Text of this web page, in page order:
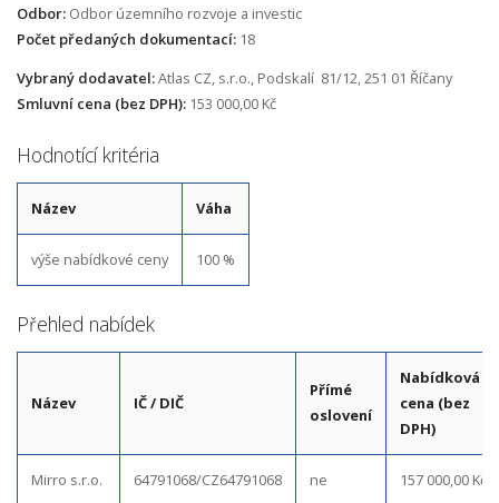
Odbor: Odbor územního rozvoje a investic
Počet předaných dokumentací: 18
Vybraný dodavatel:Atlas CZ, s.r.o., Podskalí 81/12, 251 01 Říčany
Smluvní cena (bez DPH): 153 000,00 Kč
Hodnotící kritéria
Název Váha
výše nabídkové ceny 100 %
Přehled nabídek
Název IČ / DIČ
Přímé
oslovení
Nabídková
cena (bez
DPH)
Mirro s.r.o. 64791068/CZ64791068 ne 157 000,00 Kč